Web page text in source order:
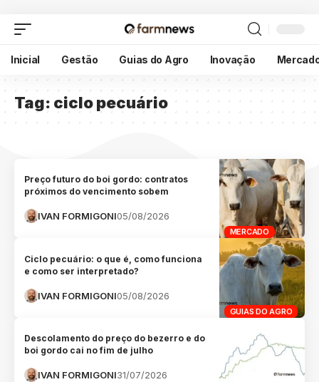
Inicial Gestão Guias do Agro Inovação
Tag: ciclo pecuário
MERCADO
Preço futuro do boi gordo: contratos
próximos do vencimento sobem
IVAN FORMIGONI05/08/2026
GUIAS DO AGRO
Ciclo pecuário: o que é, como funciona
e como ser interpretado?
IVAN FORMIGONI05/08/2026
Descolamento do preço do bezerro e do
boi gordo cai no fim de julho
IVAN FORMIGONI31/07/2026